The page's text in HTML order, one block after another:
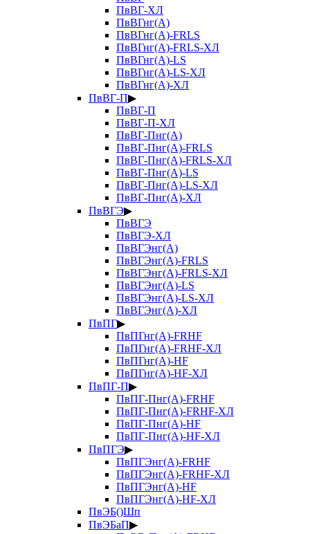
ПвВГ-ХЛ
ПвВГнг(А)
ПвВГнг(А)-FRLS
ПвВГнг(А)-FRLS-ХЛ
ПвВГнг(А)-LS
ПвВГнг(А)-LS-ХЛ
ПвВГнг(А)-ХЛ
ПвВГ-П▶
ПвВГ-П
ПвВГ-П-ХЛ
ПвВГ-Пнг(А)
ПвВГ-Пнг(А)-FRLS
ПвВГ-Пнг(А)-FRLS-ХЛ
ПвВГ-Пнг(А)-LS
ПвВГ-Пнг(А)-LS-ХЛ
ПвВГ-Пнг(А)-ХЛ
ПвВГЭ▶
ПвВГЭ
ПвВГЭ-ХЛ
ПвВГЭнг(А)
ПвВГЭнг(А)-FRLS
ПвВГЭнг(А)-FRLS-ХЛ
ПвВГЭнг(А)-LS
ПвВГЭнг(А)-LS-ХЛ
ПвВГЭнг(А)-ХЛ
ПвПГ▶
ПвПГнг(А)-FRHF
ПвПГнг(А)-FRHF-ХЛ
ПвПГнг(А)-HF
ПвПГнг(А)-HF-ХЛ
ПвПГ-П▶
ПвПГ-Пнг(А)-FRHF
ПвПГ-Пнг(А)-FRHF-ХЛ
ПвПГ-Пнг(А)-HF
ПвПГ-Пнг(А)-HF-ХЛ
ПвПГЭ▶
ПвПГЭнг(А)-FRHF
ПвПГЭнг(А)-FRHF-ХЛ
ПвПГЭнг(А)-HF
ПвПГЭнг(А)-HF-ХЛ
ПвЭБ()Шп
ПвЭБаП▶